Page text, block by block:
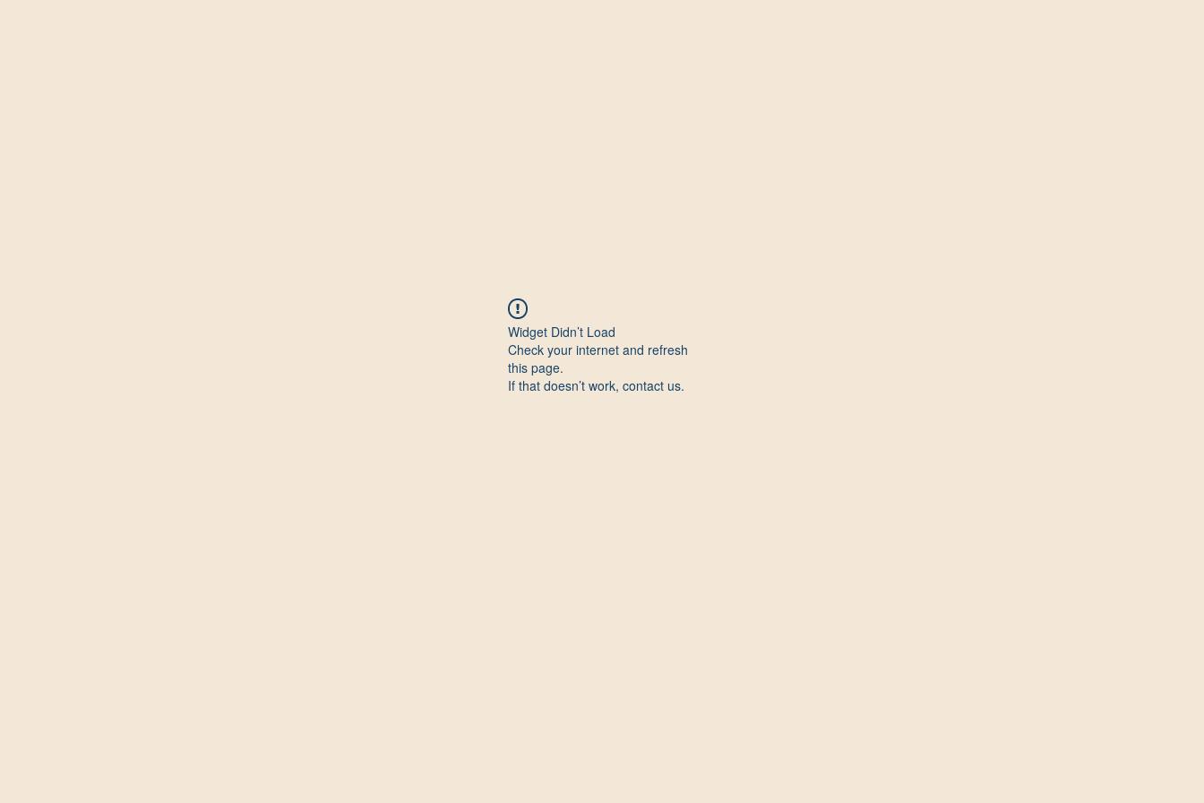
Widget Didn’t Load
Check your internet and refresh
this page.
If that doesn’t work, contact us.